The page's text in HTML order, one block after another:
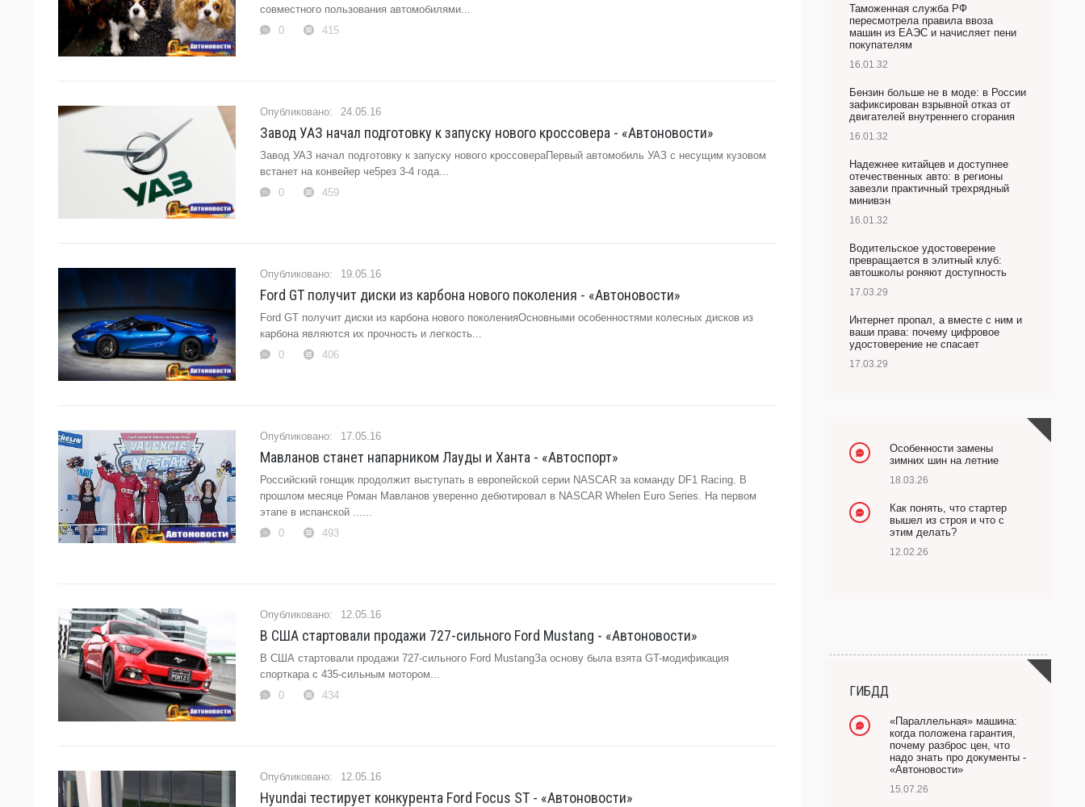
совместного пользования автомобилями...
0
415
24.05.16
Завод УАЗ начал подготовку к запуску нового кроссовера - «Автоновости»
Завод УАЗ начал подготовку к запуску нового кроссовераПервый автомобиль УАЗ с несущим кузовом
встанет на конвейер че5рез 3-4 года...
0
459
19.05.16
Ford GT получит диски из карбона нового поколения - «Автоновости»
Ford GT получит диски из карбона нового поколенияОсновными особенностями колесных дисков из
карбона являются их прочность и легкость...
0
406
17.05.16
Мавланов станет напарником Лауды и Ханта - «Автоспорт»
Российский гонщик продолжит выступать в европейской серии NASCAR за команду DF1 Racing. В
прошлом месяце Роман Мавланов уверенно дебютировал в NASCAR Whelen Euro Series. На первом
этапе в испанской ......
0
493
12.05.16
В США стартовали продажи 727-сильного Ford Mustang - «Автоновости»
В США стартовали продажи 727-сильного Ford MustangЗа основу была взята GT-модификация
спорткара с 435-сильным мотором...
0
434
12.05.16
Hyundai тестирует конкурента Ford Focus ST - «Автоновости»
Таможенная служба РФ
пересмотрела правила ввоза
машин из ЕАЭС и начисляет пени
покупателям
16.01.32
Бензин больше не в моде: в России
зафиксирован взрывной отказ от
двигателей внутреннего сгорания
16.01.32
Надежнее китайцев и доступнее
отечественных авто: в регионы
завезли практичный трехрядный
минивэн
16.01.32
Водительское удостоверение
превращается в элитный клуб:
автошколы роняют доступность
17.03.29
Интернет пропал, а вместе с ним и
ваши права: почему цифровое
удостоверение не спасает
17.03.29
Особенности замены
зимних шин на летние
18.03.26
Как понять, что стартер
вышел из строя и что с
этим делать?
12.02.26
ГИБДД
«Параллельная» машина:
когда положена гарантия,
почему разброс цен, что
надо знать про документы -
«Автоновости»
15.07.26